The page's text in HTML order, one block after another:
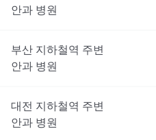
안과 병원
부산 지하철역 주변
안과 병원
대전 지하철역 주변
안과 병원